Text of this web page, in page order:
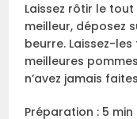
Laissez rôtir le
meilleur, déposez
beurre. Laissez-
meilleures
n’avez jamais
Préparation : 5 min